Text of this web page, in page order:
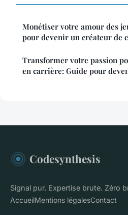
Monétiser votre amour des
pour devenir un créateur de
Transformer votre passion
en carrière: Guide pour
Codesynthesis
Signal pur. Expertise brute. Zéro
AccueilMentions légalesContact